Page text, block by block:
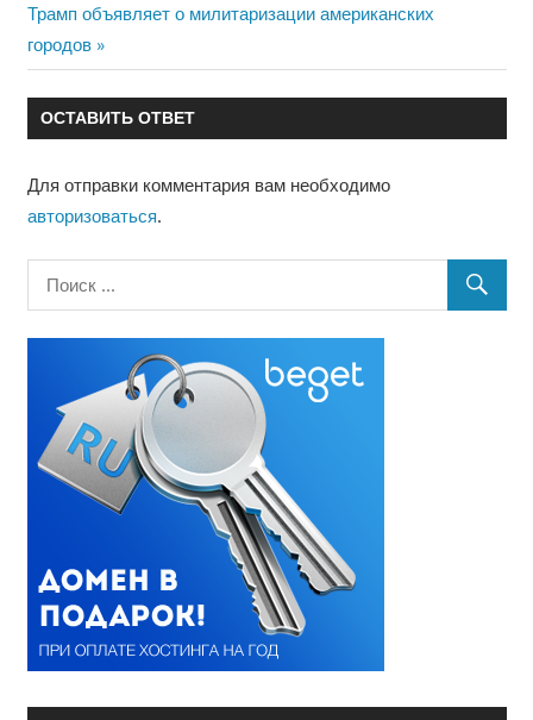
по
записям
Следующая
запись:
Трамп объявляет о милитаризации американских
городов
ОСТАВИТЬ ОТВЕТ
Для отправки комментария вам необходимо
авторизоваться.